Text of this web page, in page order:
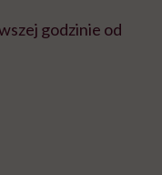
godzinie od